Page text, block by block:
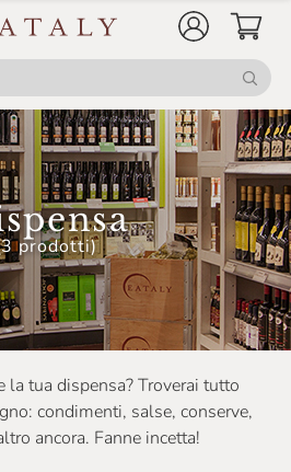
prodotti)
la tua dispensa? Troverai tutto
condimenti, salse, conserve,
ancora. Fanne incetta!